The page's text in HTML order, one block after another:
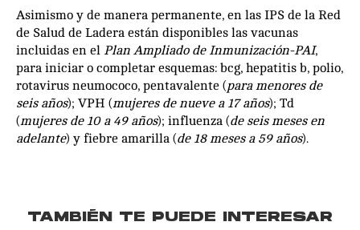
Asimismo y de manera permanente, en las IPS de la Red
de Salud de Ladera están disponibles las vacunas
incluidas en el Plan Ampliado de Inmunización-PAI,
para iniciar o completar esquemas: bcg, hepatitis b, polio,
rotavirus neumococo, pentavalente (para menores de
seis años); VPH (mujeres de nueve a 17 años); Td
(mujeres de 10 a 49 años); influenza (de seis meses en
adelante) y fiebre amarilla (de 18 meses a 59 años).
TAMBIÉN TE PUEDE INTERESAR